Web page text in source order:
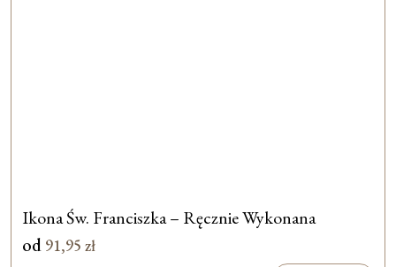
Ikona Św. Franciszka – Ręcznie Wykonana
od 91,95 zł